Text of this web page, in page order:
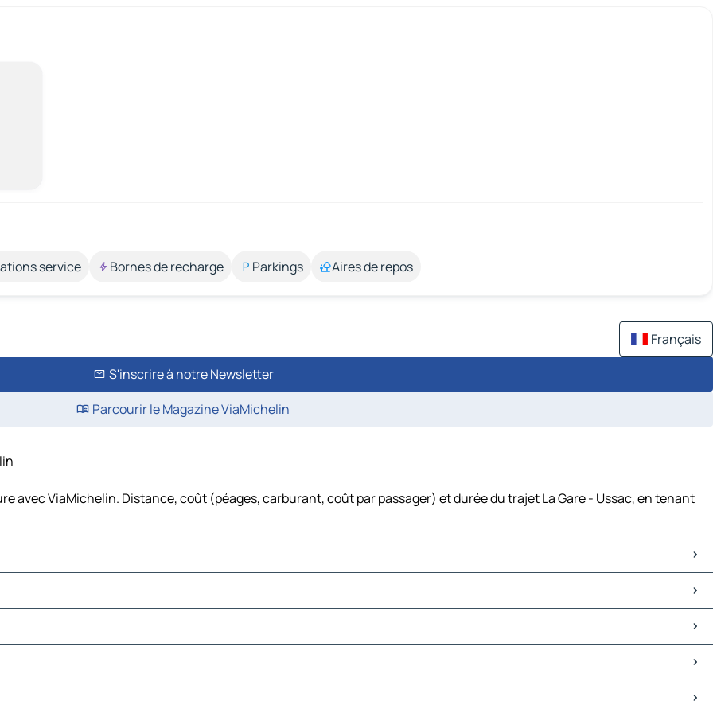
service Bornes de recharge Parkings Aires de repos
Français
S'inscrire à notre Newsletter
Parcourir le Magazine ViaMichelin
avec ViaMichelin. Distance, coût (péages, carburant, coût par passager) et durée du trajet La Gare - Ussac, en tenant